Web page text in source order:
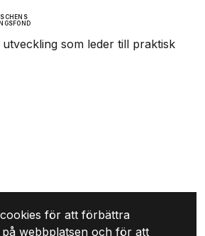
som leder till praktisk
för att förbättra
webbplatsen och för att